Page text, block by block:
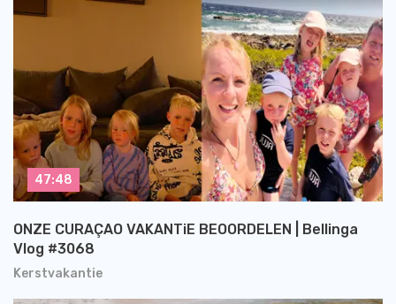
Kerstvakantie
ONZE CURAÇAO VAKANTiE BEOORDELEN | Bellinga
Vlog #3068
47:48